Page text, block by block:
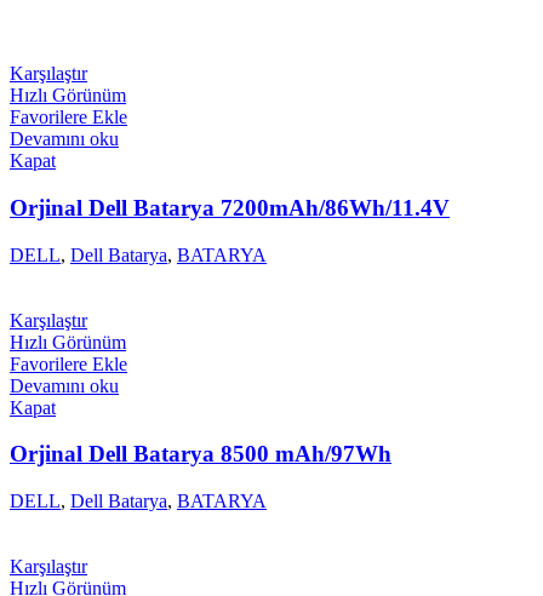
Karşılaştır
Hızlı Görünüm
Favorilere Ekle
Devamını oku
Kapat
Orjinal Dell Batarya 7200mAh/86Wh/11.4V
DELL, Dell Batarya, BATARYA
Karşılaştır
Hızlı Görünüm
Favorilere Ekle
Devamını oku
Kapat
Orjinal Dell Batarya 8500 mAh/97Wh
DELL, Dell Batarya, BATARYA
Karşılaştır
Hızlı Görünüm